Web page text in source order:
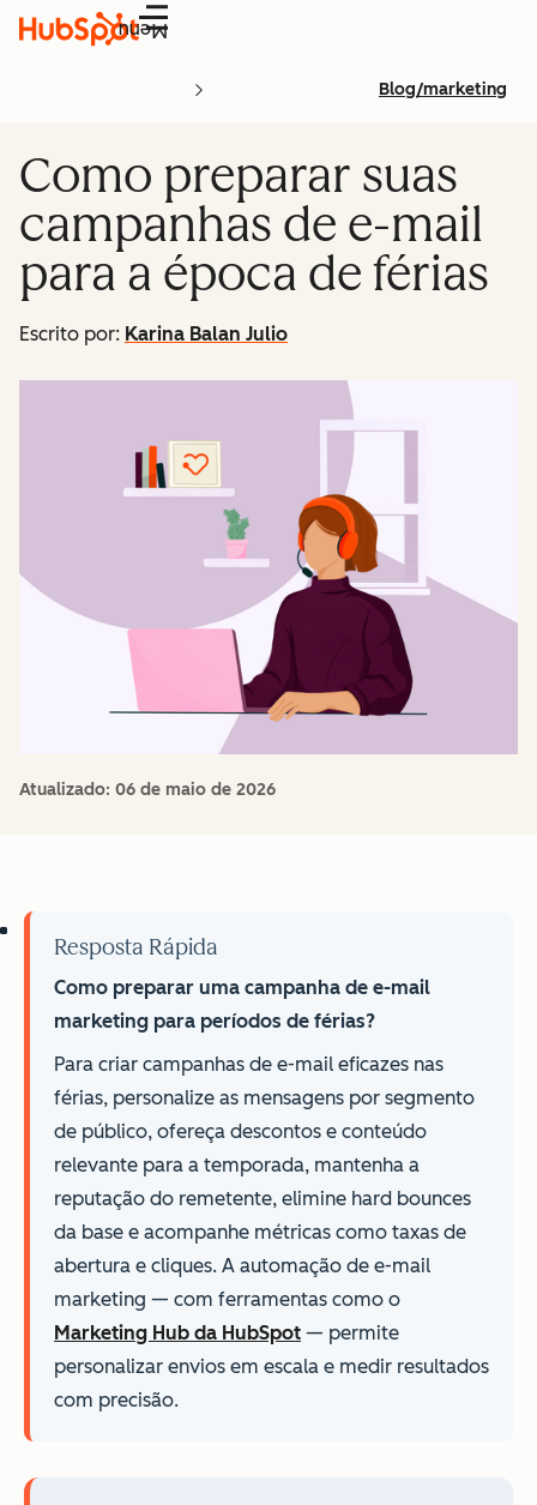
Menu
Blog/marketing
Como preparar suas
campanhas de e-mail
para a época de férias
Escrito por: Karina Balan Julio
Atualizado: 06 de maio de 2026
Resposta Rápida
Como preparar uma campanha de e-mail
marketing para períodos de férias?
Para criar campanhas de e-mail eficazes nas
férias, personalize as mensagens por segmento
de público, ofereça descontos e conteúdo
relevante para a temporada, mantenha a
reputação do remetente, elimine hard bounces
da base e acompanhe métricas como taxas de
abertura e cliques. A automação de e-mail
marketing — com ferramentas como o
Marketing Hub da HubSpot — permite
personalizar envios em escala e medir resultados
com precisão.